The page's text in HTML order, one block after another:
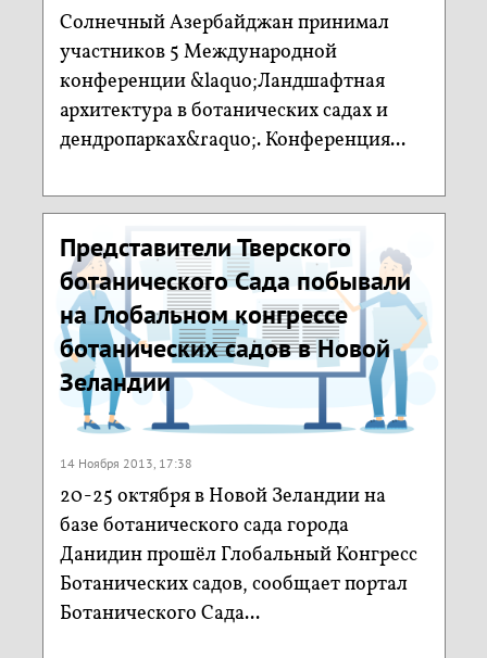
Солнечный Азербайджан принимал
участников 5 Международной
конференции &laquo;Ландшафтная
архитектура в ботанических садах и
дендропарках&raquo;. Конференция...
Представители Тверского
ботанического Сада побывали
на Глобальном конгрессе
ботанических садов в Новой
Зеландии
14 Ноября 2013, 17:38
20-25 октября в Новой Зеландии на
базе ботанического сада города
Данидин прошёл Глобальный Конгресс
Ботанических садов, сообщает портал
Ботанического Сада...